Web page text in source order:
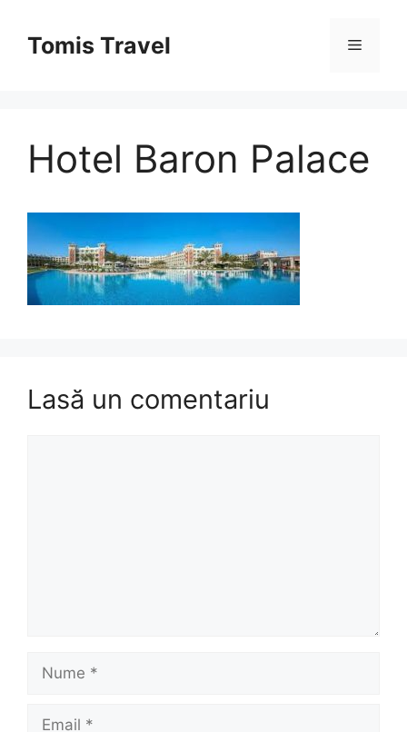
conținutTomis Travel Meniu
Hotel Baron Palace
Lasă un comentariu
Nume
Email